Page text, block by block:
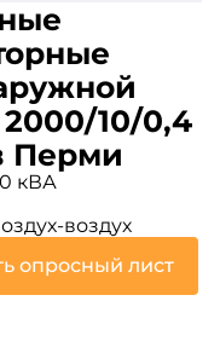
10/0,4
Перми
кВА
воздух
опросный лист